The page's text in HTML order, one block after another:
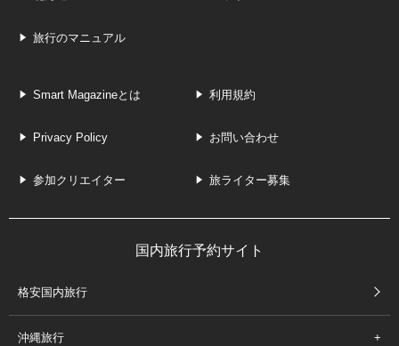
旅行のマニュアル
Smart Magazineとは 利用規約
Privacy Policy お問い合わせ
参加クリエイター 旅ライター募集
国内旅行予約サイト
格安国内旅行
沖縄旅行